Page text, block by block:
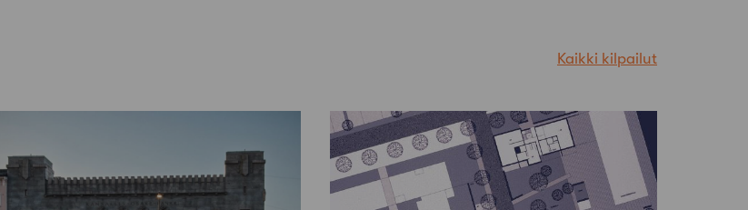
Kaikki kilpailut